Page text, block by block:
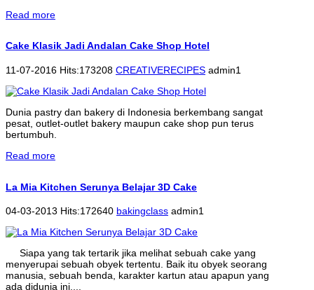
Read more
Cake Klasik Jadi Andalan Cake Shop Hotel
11-07-2016 Hits:173208 CREATIVERECIPES admin1
Dunia pastry dan bakery di Indonesia berkembang sangat
pesat, outlet-outlet bakery maupun cake shop pun terus
bertumbuh.
Read more
La Mia Kitchen Serunya Belajar 3D Cake
04-03-2013 Hits:172640 bakingclass admin1
Siapa yang tak tertarik jika melihat sebuah cake yang
menyerupai sebuah obyek tertentu. Baik itu obyek seorang
manusia, sebuah benda, karakter kartun atau apapun yang
ada didunia ini....